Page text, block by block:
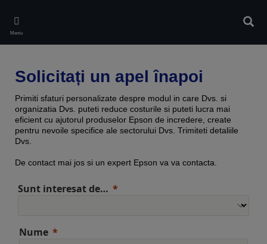
main
content
Meniu
Solicitați un apel înapoi
Primiti sfaturi personalizate despre modul in care Dvs. si
organizatia Dvs. puteti reduce costurile si puteti lucra mai
eficient cu ajutorul produselor Epson de incredere, create
pentru nevoile specifice ale sectorului Dvs. Trimiteti detaliile
Dvs.
De contact mai jos si un expert Epson va va contacta.
Sunt interesat de…
Nume